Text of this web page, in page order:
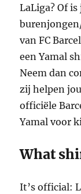
LaLiga? Of
van FC
een Yamal
Neem dan
zij helpen
officiële
Yamal voor
What
It’s official: